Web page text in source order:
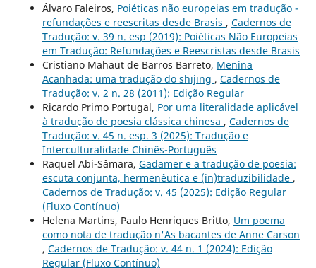
Álvaro Faleiros, Poiéticas não europeias em tradução -
refundações e reescritas desde Brasis , Cadernos de
Tradução: v. 39 n. esp (2019): Poiéticas Não Europeias
em Tradução: Refundações e Reescristas desde Brasis
Cristiano Mahaut de Barros Barreto, Menina
Acanhada: uma tradução do shījīng , Cadernos de
Tradução: v. 2 n. 28 (2011): Edição Regular
Ricardo Primo Portugal, Por uma literalidade aplicável
à tradução de poesia clássica chinesa , Cadernos de
Tradução: v. 45 n. esp. 3 (2025): Tradução e
Interculturalidade Chinês-Português
Raquel Abi-Sâmara, Gadamer e a tradução de poesia:
escuta conjunta, hermenêutica e (in)traduzibilidade ,
Cadernos de Tradução: v. 45 (2025): Edição Regular
(Fluxo Contínuo)
Helena Martins, Paulo Henriques Britto, Um poema
como nota de tradução n'As bacantes de Anne Carson
, Cadernos de Tradução: v. 44 n. 1 (2024): Edição
Regular (Fluxo Contínuo)